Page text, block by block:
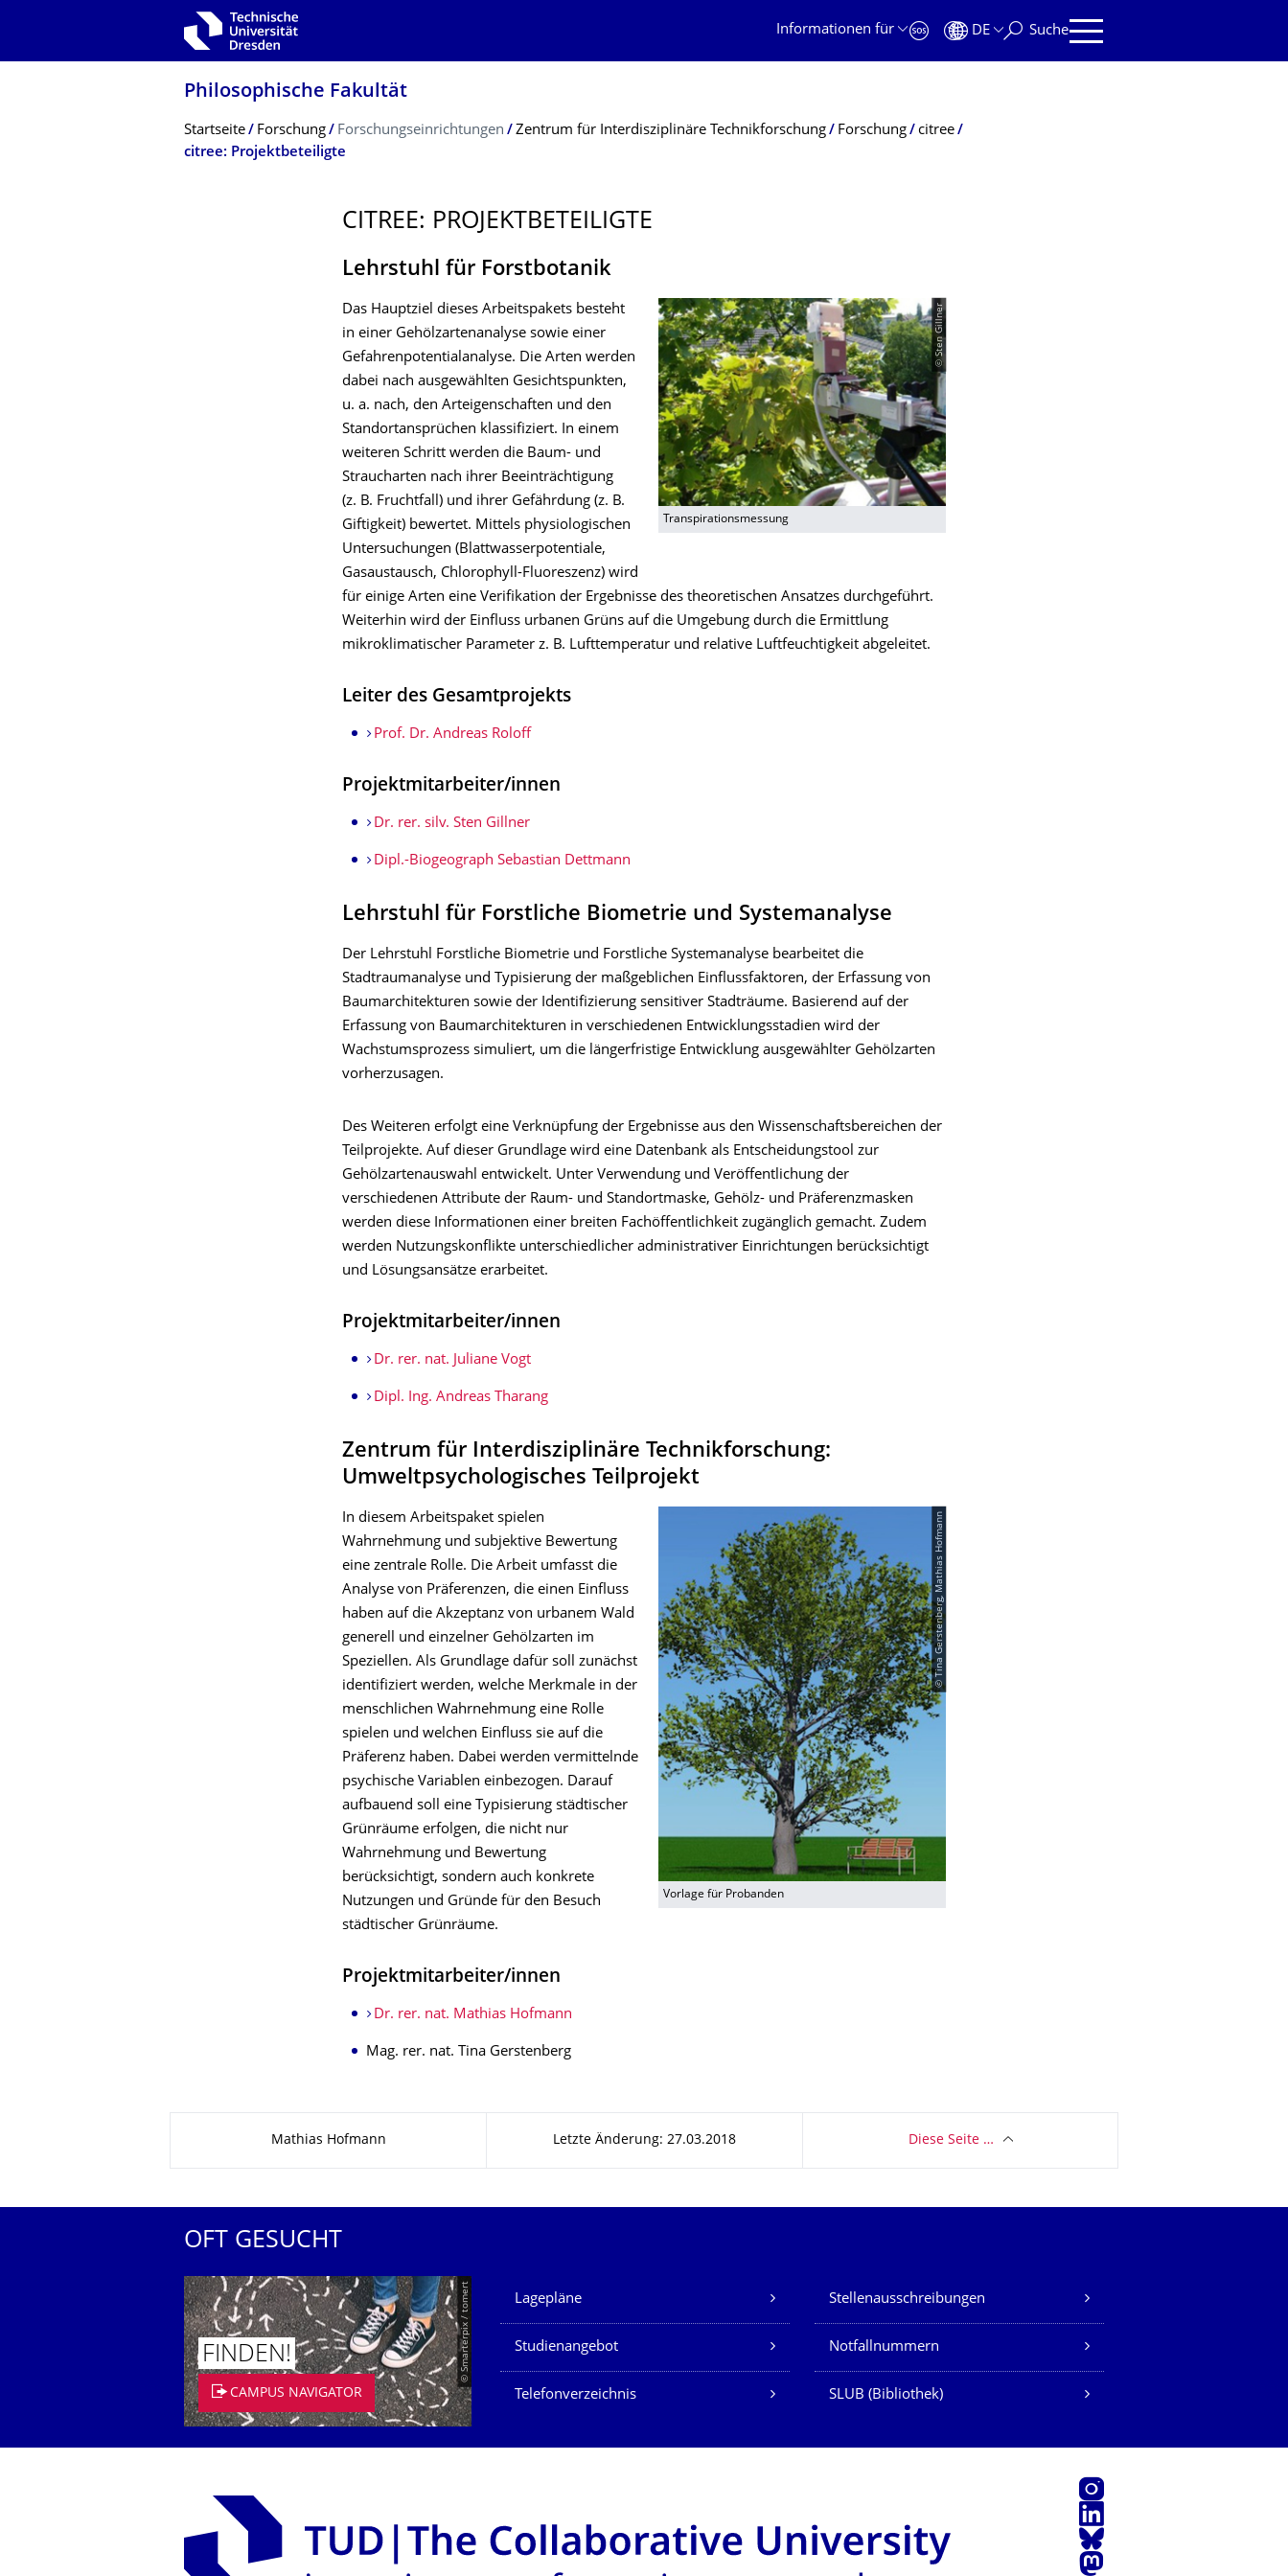
Zur Hauptnavigation springen
Informationen für
DE Suche
Philosophische Fakultät
Breadcrumb-Menü
Startseite Forschung Forschungseinrichtungen Zentrum für Interdisziplinäre Technikforschung Forschung
citree
citree: Projektbeteiligte
CITREE: PROJEKTBETEI­LIGTE
Lehrstuhl für Forstbotanik
© Sten Gillner
Transpirationsmessung
Das Hauptziel dieses Arbeitspakets besteht
in einer Gehölzartenanalyse sowie einer
Gefahrenpotentialanalyse. Die Arten werden
dabei nach ausgewählten Gesichtspunkten,
u. a. nach, den Arteigenschaften und den
Standortansprüchen klassifiziert. In einem
weiteren Schritt werden die Baum- und
Straucharten nach ihrer Beeinträchtigung
(z. B. Fruchtfall) und ihrer Gefährdung (z. B.
Giftigkeit) bewertet. Mittels physiologischen
Untersuchungen (Blattwasserpotentiale,
Gasaustausch, Chlorophyll-Fluoreszenz) wird
für einige Arten eine Verifikation der Ergebnisse des theoretischen Ansatzes durchgeführt.
Weiterhin wird der Einfluss urbanen Grüns auf die Umgebung durch die Ermittlung
mikroklimatischer Parameter z. B. Lufttemperatur und relative Luftfeuchtigkeit abgeleitet.
Leiter des Gesamtprojekts
Prof. Dr. Andreas Roloff
Projektmitarbeiter/innen
Dr. rer. silv. Sten Gillner
Dipl.-Biogeograph Sebastian Dettmann
Lehrstuhl für Forstliche Biometrie und Systemanalyse
Der Lehrstuhl Forstliche Biometrie und Forstliche Systemanalyse bearbeitet die
Stadtraumanalyse und Typisierung der maßgeblichen Einflussfaktoren, der Erfassung von
Baumarchitekturen sowie der Identifizierung sensitiver Stadträume. Basierend auf der
Erfassung von Baumarchitekturen in verschiedenen Entwicklungsstadien wird der
Wachstumsprozess simuliert, um die längerfristige Entwicklung ausgewählter Gehölzarten
vorherzusagen.
Des Weiteren erfolgt eine Verknüpfung der Ergebnisse aus den Wissenschaftsbereichen der
Teilprojekte. Auf dieser Grundlage wird eine Datenbank als Entscheidungstool zur
Gehölzartenauswahl entwickelt. Unter Verwendung und Veröffentlichung der
verschiedenen Attribute der Raum- und Standortmaske, Gehölz- und Präferenzmasken
werden diese Informationen einer breiten Fachöffentlichkeit zugänglich gemacht. Zudem
werden Nutzungskonflikte unterschiedlicher administrativer Einrichtungen berücksichtigt
und Lösungsansätze erarbeitet.
Projektmitarbeiter/innen
Dr. rer. nat. Juliane Vogt
Dipl. Ing. Andreas Tharang
Zentrum für Interdisziplinäre Technikforschung:
Umweltpsychologisches Teilprojekt
© Tina Gerstenberg, Mathias Hofmann
Vorlage für Probanden
In diesem Arbeitspaket spielen
Wahrnehmung und subjektive Bewertung
eine zentrale Rolle. Die Arbeit umfasst die
Analyse von Präferenzen, die einen Einfluss
haben auf die Akzeptanz von urbanem Wald
generell und einzelner Gehölzarten im
Speziellen. Als Grundlage dafür soll zunächst
identifiziert werden, welche Merkmale in der
menschlichen Wahrnehmung eine Rolle
spielen und welchen Einfluss sie auf die
Präferenz haben. Dabei werden vermittelnde
psychische Variablen einbezogen. Darauf
aufbauend soll eine Typisierung städtischer
Grünräume erfolgen, die nicht nur
Wahrnehmung und Bewertung
berücksichtigt, sondern auch konkrete
Nutzungen und Gründe für den Besuch
städtischer Grünräume.
Projektmitarbeiter/innen
Dr. rer. nat. Mathias Hofmann
Mag. rer. nat. Tina Gerstenberg
Mathias Hofmann Letzte Änderung: 27.03.2018 Diese Seite …
OFT GESUCHT
© Smarterpix / tomert
FINDEN!
CAMPUS NAVIGATOR
Unsere Dienste
Lagepläne Stellenausschreibungen
Studienangebot Notfallnummern
Telefonverzeichnis SLUB (Bibliothek)
Instagram
LinkedIn
Bluesky
Mastodon